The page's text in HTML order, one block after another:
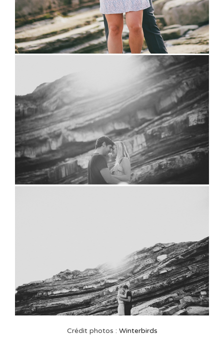
Crédit photos : Winterbirds